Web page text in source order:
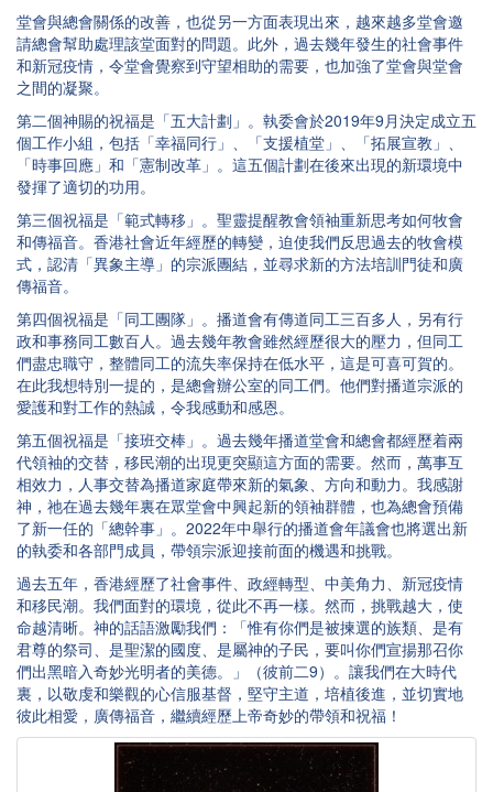
堂會與總會關係的改善，也從另一方面表現出來，越來越多堂會邀
請總會幫助處理該堂面對的問題。此外，過去幾年發生的社會事件
和新冠疫情，令堂會覺察到守望相助的需要，也加強了堂會與堂會
之間的凝聚。
第二個神賜的祝福是「五大計劃」。執委會於2019年9月決定成立五
個工作小組，包括「幸福同行」、「支援植堂」、「拓展宣教」、
「時事回應」和「憲制改革」。這五個計劃在後來出現的新環境中
發揮了適切的功用。
第三個祝福是「範式轉移」。聖靈提醒教會領袖重新思考如何牧會
和傳福音。香港社會近年經歷的轉變，迫使我們反思過去的牧會模
式，認清「異象主導」的宗派團結，並尋求新的方法培訓門徒和廣
傳福音。
第四個祝福是「同工團隊」。播道會有傳道同工三百多人，另有行
政和事務同工數百人。過去幾年教會雖然經歷很大的壓力，但同工
們盡忠職守，整體同工的流失率保持在低水平，這是可喜可賀的。
在此我想特別一提的，是總會辦公室的同工們。他們對播道宗派的
愛護和對工作的熱誠，令我感動和感恩。
第五個祝福是「接班交棒」。過去幾年播道堂會和總會都經歷着兩
代領袖的交替，移民潮的出現更突顯這方面的需要。然而，萬事互
相效力，人事交替為播道家庭帶來新的氣象、方向和動力。我感謝
神，祂在過去幾年裏在眾堂會中興起新的領袖群體，也為總會預備
了新一任的「總幹事」。2022年中舉行的播道會年議會也將選出新
的執委和各部門成員，帶領宗派迎接前面的機遇和挑戰。
過去五年，香港經歷了社會事件、政經轉型、中美角力、新冠疫情
和移民潮。我們面對的環境，從此不再一樣。然而，挑戰越大，使
命越清晰。神的話語激勵我們：「惟有你們是被揀選的族類、是有
君尊的祭司、是聖潔的國度、是屬神的子民，要叫你們宣揚那召你
們出黑暗入奇妙光明者的美德。」（彼前二9）。讓我們在大時代
裏，以敬虔和樂觀的心信服基督，堅守主道，培植後進，並切實地
彼此相愛，廣傳福音，繼續經歷上帝奇妙的帶領和祝福！